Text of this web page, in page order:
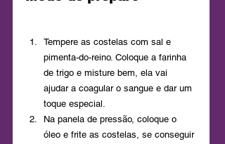
Tempere as costelas com sal e
pimenta-do-reino. Coloque a farinha
de trigo e misture bem, ela vai
ajudar a coagular o sangue e dar um
toque especial.
Na panela de pressão, coloque o
óleo e frite as costelas, se conseguir